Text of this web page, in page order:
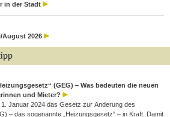
in der Stadt
August 2026
(GEG) – Was bedeuten die neuen
und Mieter?
1. Januar 2024 das Gesetz zur Änderung des
– das sogenannte „Heizungsgesetz“ – in Kraft. Damit